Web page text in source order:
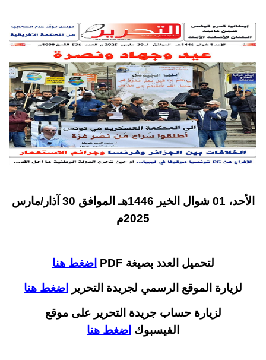
الأحد، 01 شوال الخير 1446هـ الموافق 30 آذار/مارس
2025م
لتحميل العدد بصيغة PDF
اضغط هنا
لزيارة الموقع الرسمي لجريدة التحرير
اضغط هنا
لزيارة حساب جريدة التحرير على موقع
الفيسبوك اضغط هنا